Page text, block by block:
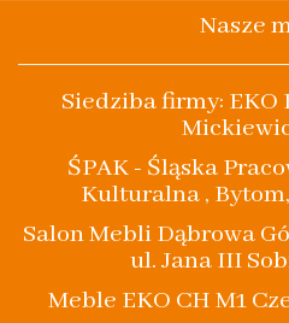
Nasze
Siedziba firmy: EKO
ŚPAK - Śląska
Kulturalna ,
Salon Mebli Dąbrowa
ul. Jana III
Meble EKO CH M1